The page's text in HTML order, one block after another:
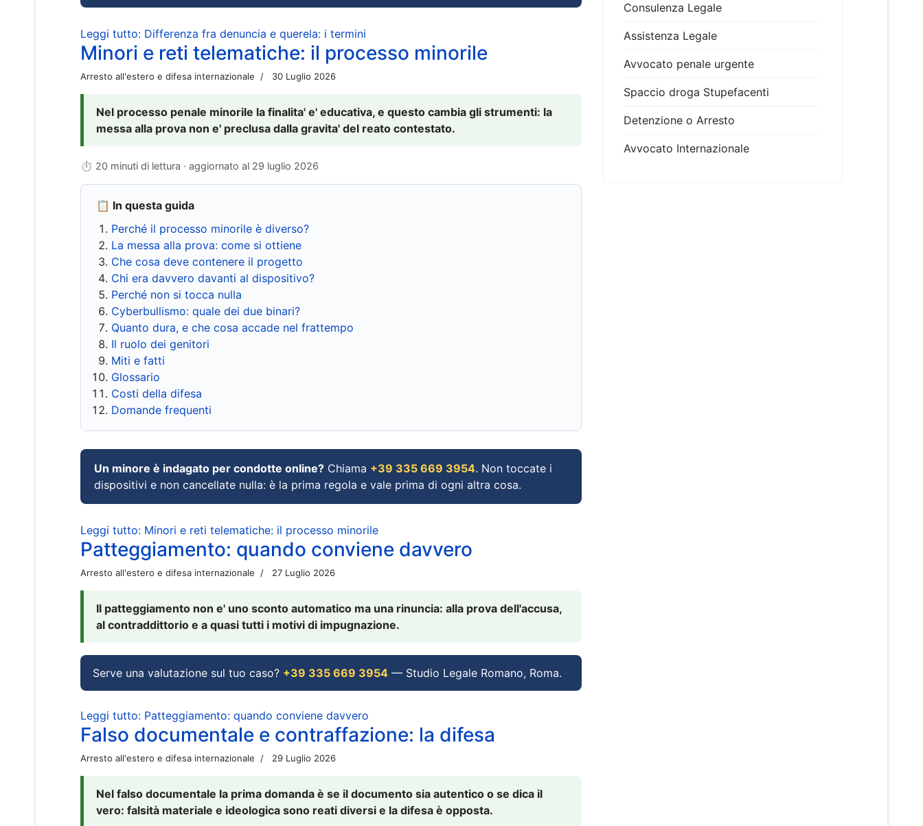
Leggi tutto: Differenza fra denuncia e querela: i termini
Minori e reti telematiche: il processo minorile
Arresto all'estero e difesa internazionale 30 Luglio 2026
Nel processo penale minorile la finalita' e' educativa, e questo cambia gli strumenti: la
messa alla prova non e' preclusa dalla gravita' del reato contestato.
⏱ 20 minuti di lettura · aggiornato al 29 luglio 2026
📋 In questa guida
Perché il processo minorile è diverso?
La messa alla prova: come si ottiene
Che cosa deve contenere il progetto
Chi era davvero davanti al dispositivo?
Perché non si tocca nulla
Cyberbullismo: quale dei due binari?
Quanto dura, e che cosa accade nel frattempo
Il ruolo dei genitori
Miti e fatti
Glossario
Costi della difesa
Domande frequenti
Un minore è indagato per condotte online? Chiama +39 335 669 3954. Non toccate i
dispositivi e non cancellate nulla: è la prima regola e vale prima di ogni altra cosa.
Leggi tutto: Minori e reti telematiche: il processo minorile
Patteggiamento: quando conviene davvero
Arresto all'estero e difesa internazionale 27 Luglio 2026
Il patteggiamento non e' uno sconto automatico ma una rinuncia: alla prova dell'accusa,
al contraddittorio e a quasi tutti i motivi di impugnazione.
Serve una valutazione sul tuo caso? +39 335 669 3954 — Studio Legale Romano, Roma.
Leggi tutto: Patteggiamento: quando conviene davvero
Falso documentale e contraffazione: la difesa
Arresto all'estero e difesa internazionale 29 Luglio 2026
Nel falso documentale la prima domanda è se il documento sia autentico o se dica il
vero: falsità materiale e ideologica sono reati diversi e la difesa è opposta.
Consulenza Legale
Assistenza Legale
Avvocato penale urgente
Spaccio droga Stupefacenti
Detenzione o Arresto
Avvocato Internazionale